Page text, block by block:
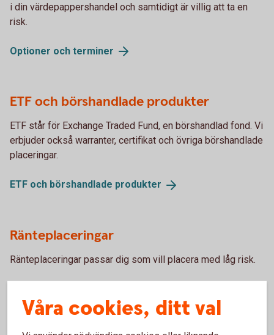
i din värdepappershandel och samtidigt är villig att ta en
risk.
Optioner och terminer
ETF och börshandlade produkter
ETF står för Exchange Traded Fund, en börshandlad fond. Vi
erbjuder också warranter, certifikat och övriga börshandlade
placeringar.
ETF och börshandlade produkter
Ränteplaceringar
Ränteplaceringar passar dig som vill placera med låg risk.
Våra cookies, ditt val